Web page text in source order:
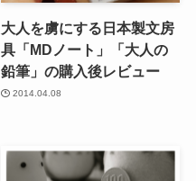
大人を虜にする日本製文房
具「MDノート」「大人の
鉛筆」の購入後レビュー
2014.04.08